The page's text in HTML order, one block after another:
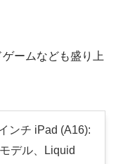
ームなども盛り上
ンチ iPad (A16):
デル、Liquid